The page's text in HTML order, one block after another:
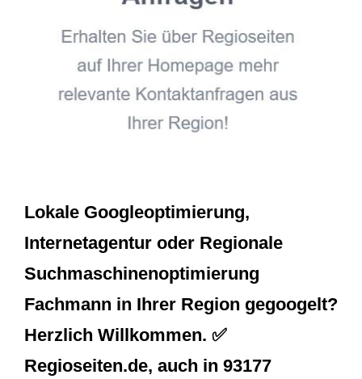
Lokale Googleoptimierung,
Internetagentur oder Regionale
Suchmaschinenoptimierung
Fachmann in Ihrer Region gegoogelt?
Herzlich Willkommen. ✅
Regioseiten.de, auch in 93177